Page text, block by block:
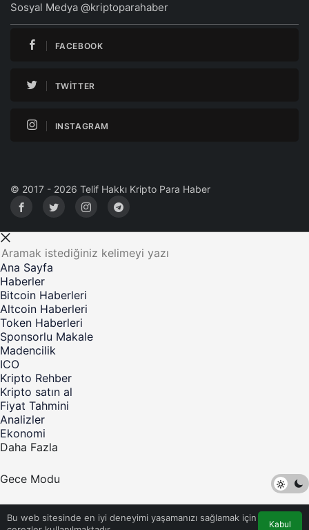
Bu web sitesinde en iyi deneyimi yaşamanızı sağlamak için
Kabul
Sosyal Medya @kriptoparahaber
FACEBOOK
TWITTER
INSTAGRAM
© 2017 - 2026 Telif Hakkı Kripto Para Haber
Ana Sayfa
Haberler
Bitcoin Haberleri
Altcoin Haberleri
Token Haberleri
Sponsorlu Makale
Madencilik
ICO
Kripto Rehber
Kripto satın al
Fiyat Tahmini
Analizler
Ekonomi
Daha Fazla
Gece Modu
©Telif Hakkı 2017-2023 Kripto Para Haber - Tüm Hakları
Saklıdır